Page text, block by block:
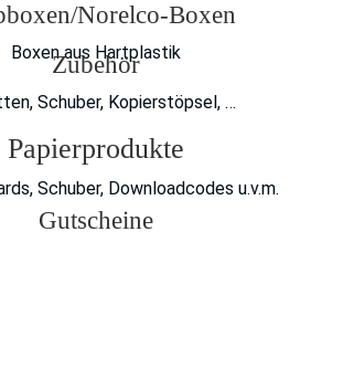
Norelco-Boxen
Boxen aus Hartplastik
Zubehör
Schuber, Kopierstöpsel, …
Papierprodukte
Schuber, Downloadcodes u.v.m.
Gutscheine